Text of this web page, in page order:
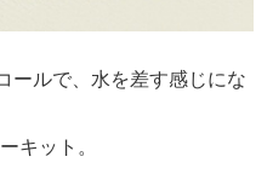
ールで、水を差す感じにな
キット。